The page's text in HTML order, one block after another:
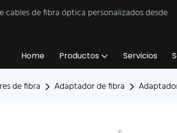
de fibra óptica personalizados desde
Home Productos Servicios
de fibra Adaptador de fibra